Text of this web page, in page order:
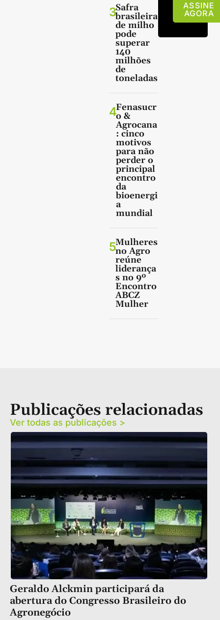
3Safra
brasileira
de milho
pode
superar
140
milhões
de
toneladas
4Fenasucr
o &
Agrocana
: cinco
motivos
para não
perder o
principal
encontro
da
bioenergi
a
mundial
5Mulheres
no Agro
reúne
liderança
s no 9º
Encontro
ABCZ
Mulher
ASSINE
AGORA
Publicações relacionadas
Ver todas as publicações >
Geraldo Alckmin participará da
abertura do Congresso Brasileiro do
Agronegócio